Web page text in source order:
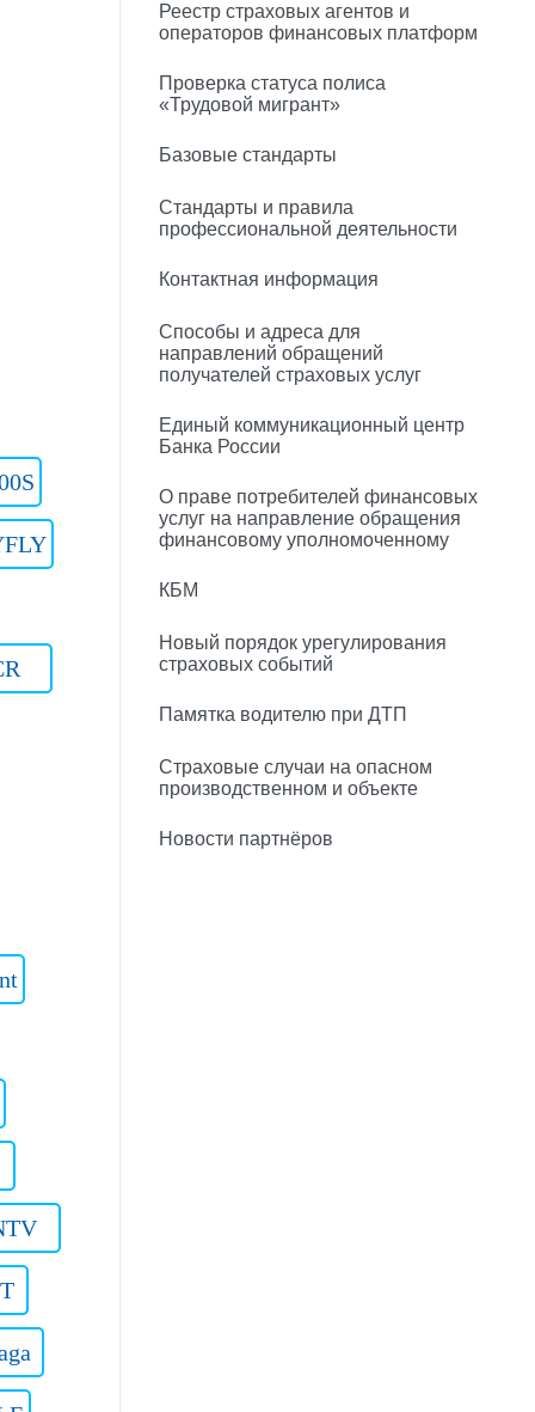
Реестр страховых агентов и
операторов финансовых платформ
Проверка статуса полиса
«Трудовой мигрант»
Базовые стандарты
Стандарты и правила
профессиональной деятельности
Контактная информация
Способы и адреса для
направлений обращений
получателей страховых услуг
Единый коммуникационный центр
Банка России
О праве потребителей финансовых
услуг на направление обращения
финансовому уполномоченному
КБМ
Новый порядок урегулирования
страховых событий
Памятка водителю при ДТП
Страховые случаи на опасном
производственном и объекте
Новости партнёров